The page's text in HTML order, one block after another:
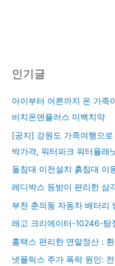
인기글
아이부터 어른까지 온 가족
비치온덴플러스 미백치약
[공지] 강원도 가족여행으
박가격, 워터파크 워터플래
돌침대 이전설치 흙침대 이
레디박스 등받이 편리한 삼
부천 춘의동 자동차 배터리
레고 크리에이터-10246-탐
홈택스 편리한 연말정산 :
넷플릭스 주가 폭락 원인: